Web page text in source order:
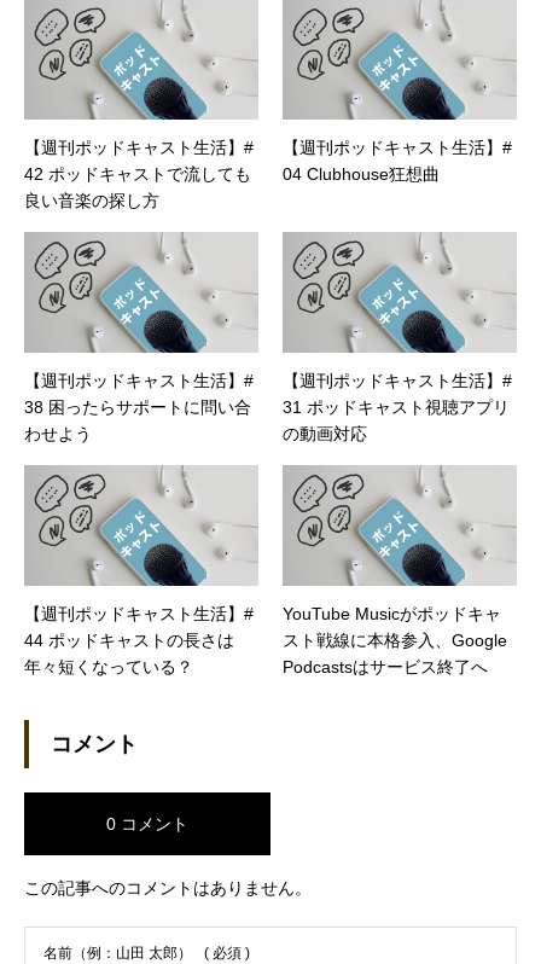
【週刊ポッドキャスト生活】#
42 ポッドキャストで流しても
良い音楽の探し方
【週刊ポッドキャスト生活】#
04 Clubhouse狂想曲
【週刊ポッドキャスト生活】#
38 困ったらサポートに問い合
わせよう
【週刊ポッドキャスト生活】#
31 ポッドキャスト視聴アプリ
の動画対応
【週刊ポッドキャスト生活】#
44 ポッドキャストの長さは
年々短くなっている？
YouTube Musicがポッドキャ
スト戦線に本格参入、Google
Podcastsはサービス終了へ
コメント
0 コメント
この記事へのコメントはありません。
名前（例：山田 太郎） ( 必須 )